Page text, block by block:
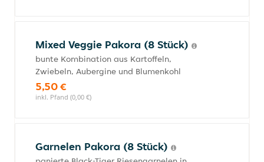
Mixed Veggie Pakora (8 Stück)
bunte Kombination aus Kartoffeln,
Zwiebeln, Aubergine und Blumenkohl
5,50 €
inkl. Pfand (0,00 €)
Garnelen Pakora (8 Stück)